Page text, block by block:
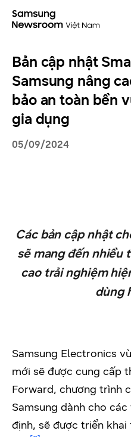
Bản cập nhật
Samsung nâng
bảo an toàn bền
gia dụng
05/09/2024
Các bản cập nhật
sẽ mang đến nhiều
cao trải nghiệm
dùng
Samsung Electronics
mới sẽ được cung cấp
Forward, chương trình
Samsung dành cho
định, sẽ được triển